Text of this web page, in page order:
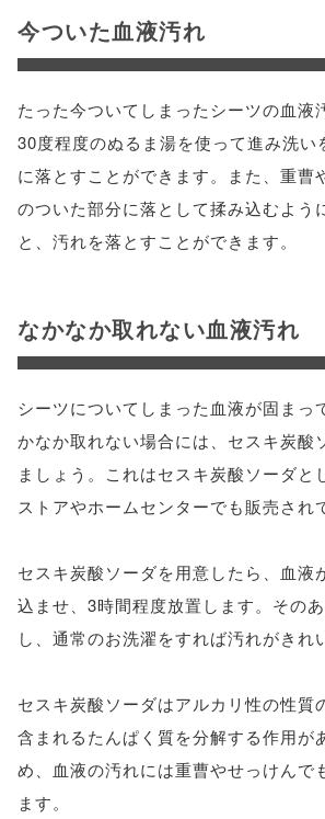
今ついた血液汚れ
たった今ついてしまったシーツの血液
30度程度のぬるま湯を使って進み洗い
に落とすことができます。また、重曹
のついた部分に落として揉み込むよう
と、汚れを落とすことができます。
なかなか取れない血液汚れ
シーツについてしまった血液が固まっ
かなか取れない場合には、セスキ炭酸
ましょう。これはセスキ炭酸ソーダと
ストアやホームセンターでも販売され
セスキ炭酸ソーダを用意したら、血液
込ませ、3時間程度放置します。その
し、通常のお洗濯をすれば汚れがきれ
セスキ炭酸ソーダはアルカリ性の性質
含まれるたんぱく質を分解する作用が
め、血液の汚れには重曹やせっけんで
ます。